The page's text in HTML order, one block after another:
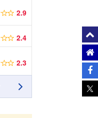
2.9
2.4
2.3